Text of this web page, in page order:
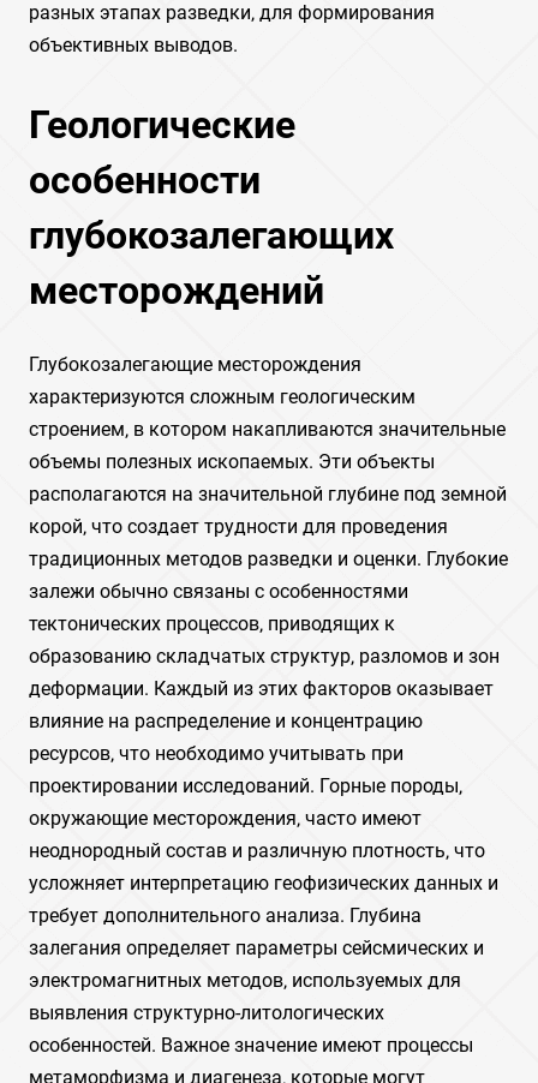
разных этапах разведки‚ для формирования
объективных выводов.
Геологические
особенности
глубокозалегающих
месторождений
Глубокозалегающие месторождения
характеризуются сложным геологическим
строением‚ в котором накапливаются значительные
объемы полезных ископаемых. Эти объекты
располагаются на значительной глубине под земной
корой‚ что создает трудности для проведения
традиционных методов разведки и оценки. Глубокие
залежи обычно связаны с особенностями
тектонических процессов‚ приводящих к
образованию складчатых структур‚ разломов и зон
деформации. Каждый из этих факторов оказывает
влияние на распределение и концентрацию
ресурсов‚ что необходимо учитывать при
проектировании исследований. Горные породы‚
окружающие месторождения‚ часто имеют
неоднородный состав и различную плотность‚ что
усложняет интерпретацию геофизических данных и
требует дополнительного анализа. Глубина
залегания определяет параметры сейсмических и
электромагнитных методов‚ используемых для
выявления структурно-литологических
особенностей. Важное значение имеют процессы
метаморфизма и диагенеза‚ которые могут